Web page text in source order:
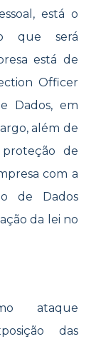
está o
que será
está de
Officer
Dados, em
além de
de
com a
de Dados
da lei no
ataque
das